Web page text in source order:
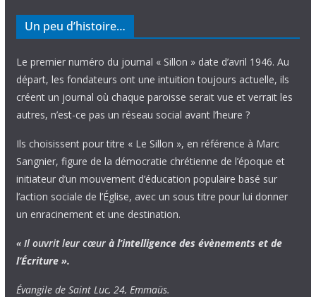
Un peu d’histoire…
Le premier numéro du journal « Sillon » date d’avril 1946. Au
départ, les fondateurs ont une intuition toujours actuelle, ils
créent un journal où chaque paroisse serait vue et verrait les
autres, n’est-ce pas un réseau social avant l’heure ?
Ils choisissent pour titre « Le Sillon », en référence à Marc
Sangnier, figure de la démocratie chrétienne de l’époque et
initiateur d’un mouvement d’éducation populaire basé sur
l’action sociale de l’Église, avec un sous titre pour lui donner
un enracinement et une destination.
« Il ouvrit leur cœur à l’intelligence des évènements et de
l’Écriture ».
Évangile de Saint Luc, 24, Emmaüs.